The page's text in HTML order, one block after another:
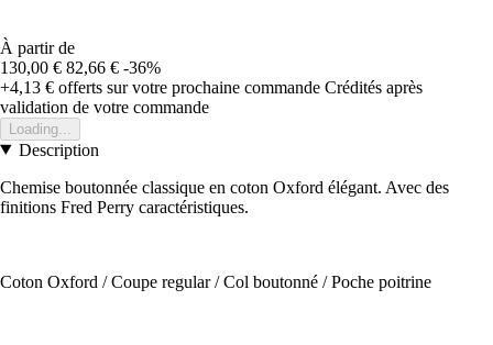
À partir de
130,00 € 82,66 € -36%
+4,13 € offerts sur votre prochaine commande Crédités après
validation de votre commande
Loading...
Description
Chemise boutonnée classique en coton Oxford élégant. Avec des
finitions Fred Perry caractéristiques.
Coton Oxford / Coupe regular / Col boutonné / Poche poitrine